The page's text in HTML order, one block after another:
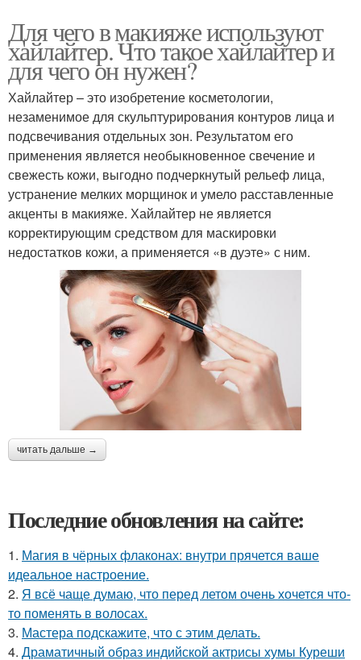
Для чего в макияже используют
хайлайтер. Что такое хайлайтер и
для чего он нужен?
Хайлайтер – это изобретение косметологии,
незаменимое для скульптурирования контуров лица и
подсвечивания отдельных зон. Результатом его
применения является необыкновенное свечение и
свежесть кожи, выгодно подчеркнутый рельеф лица,
устранение мелких морщинок и умело расставленные
акценты в макияже. Хайлайтер не является
корректирующим средством для маскировки
недостатков кожи, а применяется «в дуэте» с ним.
читать дальше →
Последние обновления на сайте:
1. Магия в чёрных флаконах: внутри прячется ваше
идеальное настроение.
2. Я всё чаще думаю, что перед летом очень хочется что-
то поменять в волосах.
3. Мастера подскажите, что с этим делать.
4. Драматичный образ индийской актрисы хумы Куреши